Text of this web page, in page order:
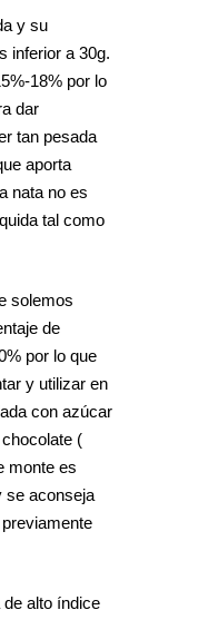
y su
inferior a 30g.
18% por lo
dar
tan pesada
aporta
nata no es
tal como
solemos
de
por lo que
y utilizar en
con azúcar
(
monte es
se aconseja
alto índice